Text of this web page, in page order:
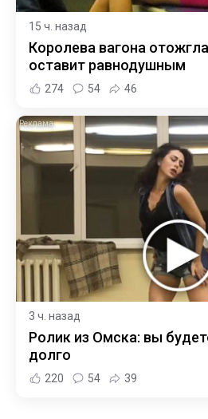
15 ч. назад
Королева вагона
оставит равнодушным
274 54 46
3 ч. назад
Ролик из Омска: вы
долго
220 54 39